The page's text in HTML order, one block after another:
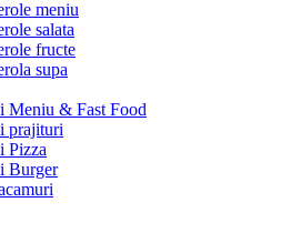
meniu
salata
fructe
supa
Meniu & Fast Food
prajituri
Pizza
Burger